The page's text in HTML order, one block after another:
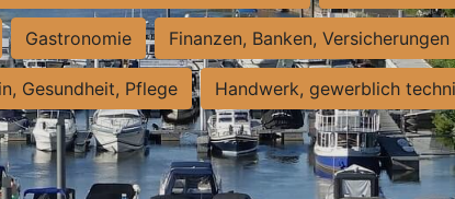
Gastronomie Finanzen, Banken, Versicherungen
Gesundheit, Pflege Handwerk, gewerblich